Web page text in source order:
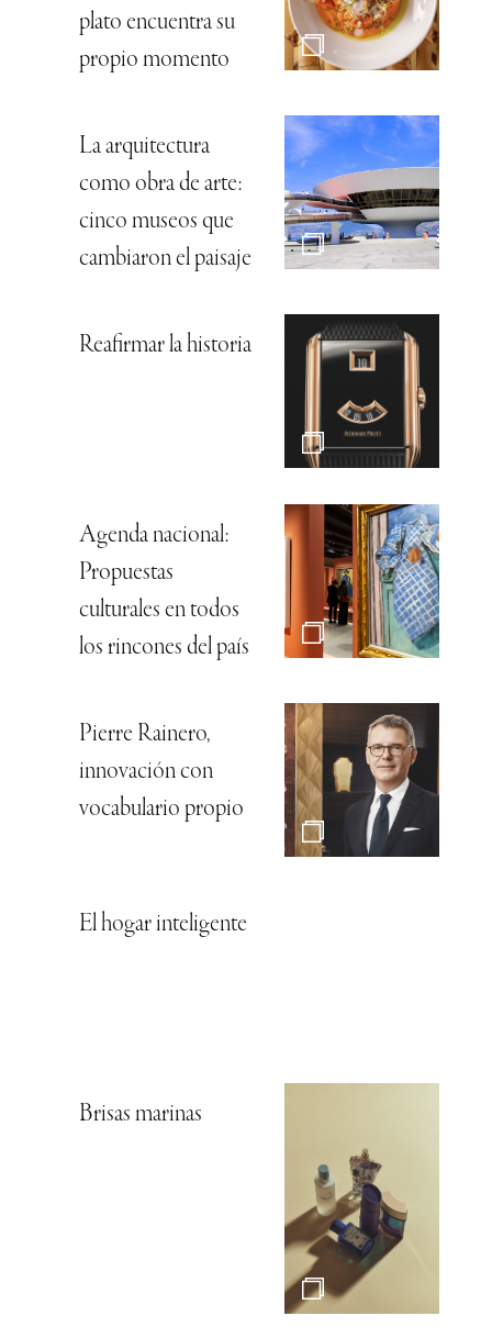
plato encuentra su
propio momento
La arquitectura
como obra de arte:
cinco museos que
cambiaron el paisaje
Reafirmar la historia
Agenda nacional:
Propuestas
culturales en todos
los rincones del país
Pierre Rainero,
innovación con
vocabulario propio
El hogar inteligente
Brisas marinas